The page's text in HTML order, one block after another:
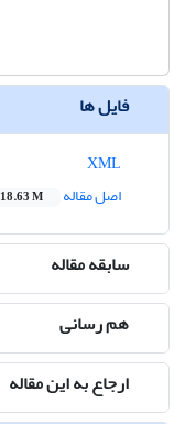
فایل ها
اصل مقاله
18.63 M
سابقه مقاله
هم رسانی
ارجاع به این مقاله